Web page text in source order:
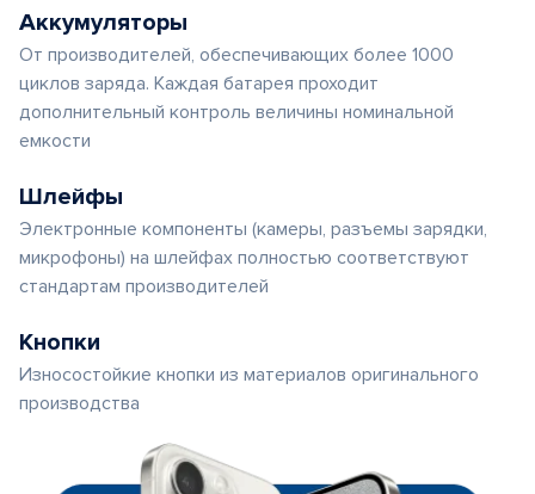
Аккумуляторы
От производителей, обеспечивающих более 1000
циклов заряда. Каждая батарея проходит
дополнительный контроль величины номинальной
емкости
Шлейфы
Электронные компоненты (камеры, разъемы зарядки,
микрофоны) на шлейфах полностью соответствуют
стандартам производителей
Кнопки
Износостойкие кнопки из материалов оригинального
производства